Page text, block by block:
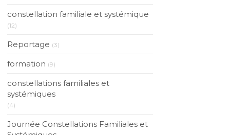
constellation familiale et systémique
(12)
Reportage (3)
formation (9)
constellations familiales et
systémiques
(4)
Journée Constellations Familiales et